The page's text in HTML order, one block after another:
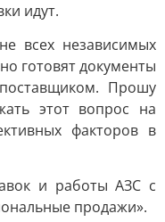
идут.
всех независимых
готовят документы
Прошу
этот вопрос на
факторов в
и работы АЗС с
продажи».